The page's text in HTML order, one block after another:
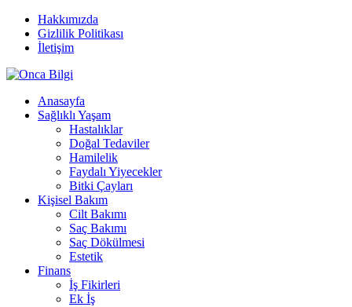
Hakkımızda
Gizlilik Politikası
İletişim
Anasayfa
Sağlıklı Yaşam
Hastalıklar
Doğal Tedaviler
Hamilelik
Faydalı Yiyecekler
Bitki Çayları
Kişisel Bakım
Cilt Bakımı
Saç Bakımı
Saç Dökülmesi
Estetik
Finans
İş Fikirleri
Ek İş